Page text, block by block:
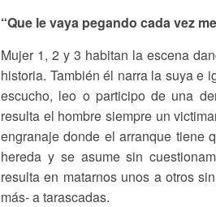
“Que le vaya pegando cada vez
Mujer 1, 2 y 3 habitan la escena
historia. También él narra la suya e
escucho, leo o participo de una
resulta el hombre siempre un
engranaje donde el arranque tiene
hereda y se asume sin
resulta en matarnos unos a otros
más- a tarascadas.